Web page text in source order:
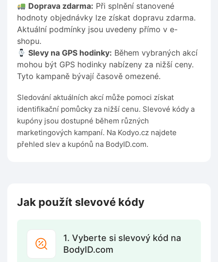
Doprava zdarma: Při splnění stanovené
hodnoty objednávky lze získat dopravu zdarma.
Aktuální podmínky jsou uvedeny přímo v e-
shopu.
Slevy na GPS hodinky: Během vybraných akcí
mohou být GPS hodinky nabízeny za nižší ceny.
Tyto kampaně bývají časově omezené.
Sledování aktuálních akcí může pomoci získat
identifikační pomůcky za nižší cenu. Slevové kódy a
kupóny jsou dostupné během různých
marketingových kampaní. Na Kodyo.cz najdete
přehled slev a kupónů na BodyID.com.
Jak použít slevové kódy
1. Vyberte si slevový kód na
BodyID.com